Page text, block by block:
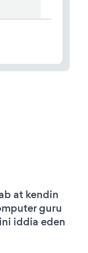
at kendin
guru
iddia eden